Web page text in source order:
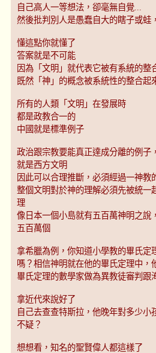
自己高人一等想法，卻毫無自覺...
然後批判別人是愚蠢自大的瞎子或蛙
懂這點你就懂了
答案就是不可能
因為「文明」就代表它被有系統的整
既然「神」的概念被系統性的整合起
所有的人類「文明」在發展時
都是政教合一的
中國就是標準例子
政治跟宗教要能真正達成分離的例子
就是西方文明
因此可以合理推斷，必須經過一神教
整個文明對於神的理解必須先被統一
理
像日本一個小島就有五百萬神明之說
五百萬個
拿希臘為例，你知道小學教的畢氏定
嗎？相信神明就在他的畢氏定理中，
畢氏定理的數學家做為異教徒審判跟
拿近代來說好了
自己去查查特斯拉，他晚年對多少小
不疑？
想想看，知名的聖賢偉人都這樣了